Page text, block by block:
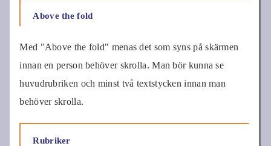
Above the fold
Med "Above the fold" menas det som syns på skärmen
innan en person behöver skrolla. Man bör kunna se
huvudrubriken och minst två textstycken innan man
behöver skrolla.
Rubriker